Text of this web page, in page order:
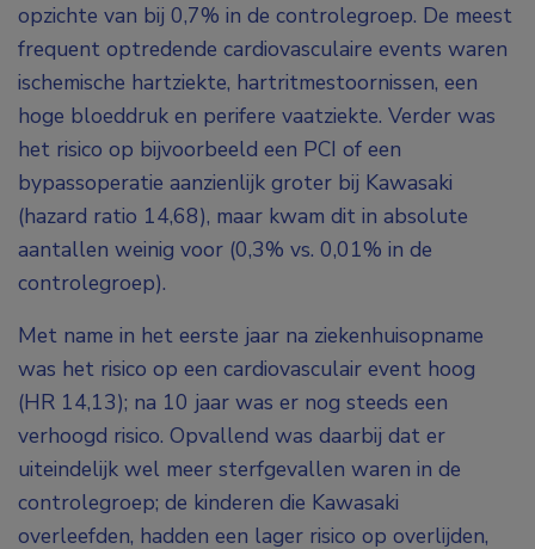
opzichte van bij 0,7% in de controlegroep. De meest
frequent optredende cardiovasculaire events waren
ischemische hartziekte, hartritmestoornissen, een
hoge bloeddruk en perifere vaatziekte. Verder was
het risico op bijvoorbeeld een PCI of een
bypassoperatie aanzienlijk groter bij Kawasaki
(hazard ratio 14,68), maar kwam dit in absolute
aantallen weinig voor (0,3% vs. 0,01% in de
controlegroep).
Met name in het eerste jaar na ziekenhuisopname
was het risico op een cardiovasculair event hoog
(HR 14,13); na 10 jaar was er nog steeds een
verhoogd risico. Opvallend was daarbij dat er
uiteindelijk wel meer sterfgevallen waren in de
controlegroep; de kinderen die Kawasaki
overleefden, hadden een lager risico op overlijden,